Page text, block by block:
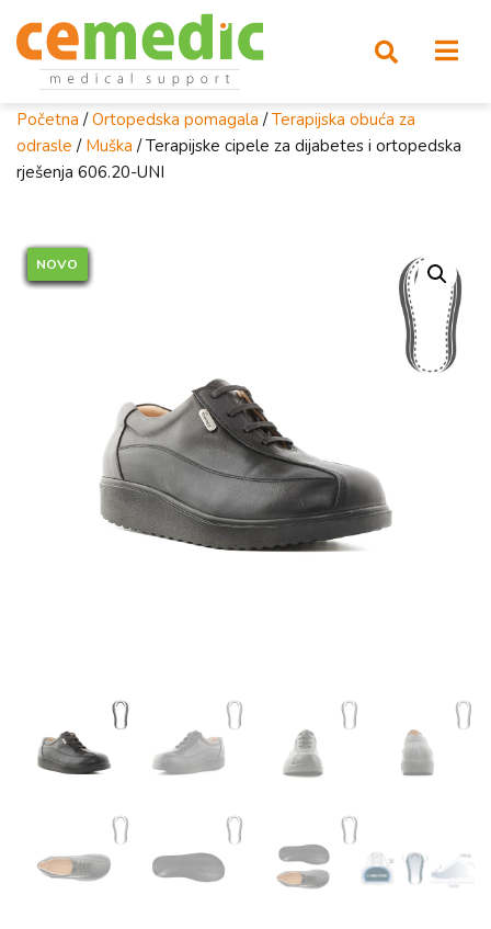
Početna /Ortopedska pomagala /Terapijska obuća za
odrasle / Muška / Terapijske cipele za dijabetes i ortopedska
rješenja 606.20-UNI
NOVO
NOVO
NOVO
NOVO
NOVO
NOVO
NOVO
NOVO